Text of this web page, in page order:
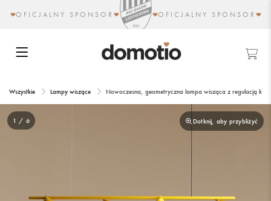
OFICJALNY SPONSOR OFICJALNY SPONSOR
Wszystkie Lampy wiszące Nowoczesna, geometryczna lampa wisząca z regulacją
Dotknij, aby przybliżyć
1 / 6